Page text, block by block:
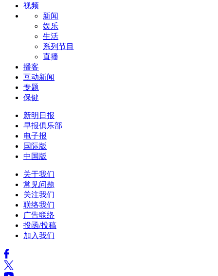
视频
新闻
娱乐
生活
系列节目
直播
播客
互动新闻
专题
保健
新明日报
早报俱乐部
电子报
国际版
中国版
关于我们
常见问题
关注我们
联络我们
广告联络
投函/投稿
加入我们